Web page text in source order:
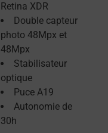
Retina XDR
Double capteur
photo 48Mpx et
48Mpx
Stabilisateur
optique
Puce A19
Autonomie de
30h